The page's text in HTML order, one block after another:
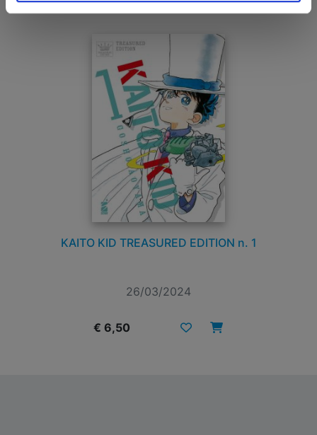
€ 6,50
KAITO KID TREASURED EDITION n. 1
26/03/2024
€ 6,50